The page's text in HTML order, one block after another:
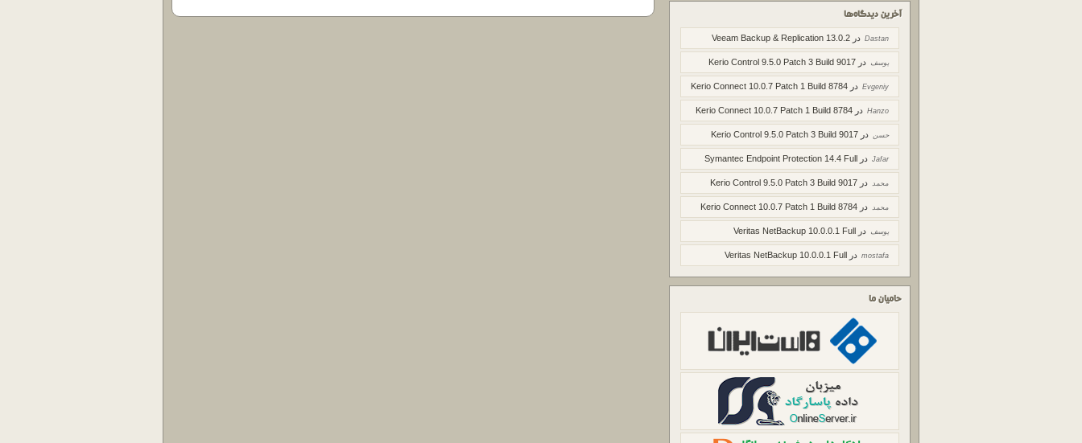
آخرین دیدگاه‌ها
Dastan در Veeam Backup & Replication 13.0.2
یوسف در Kerio Control 9.5.0 Patch 3 Build 9017
Evgeniy در Kerio Connect 10.0.7 Patch 1 Build 8784
Hanzo در Kerio Connect 10.0.7 Patch 1 Build 8784
حسن در Kerio Control 9.5.0 Patch 3 Build 9017
Jafar در Symantec Endpoint Protection 14.4 Full
محمد در Kerio Control 9.5.0 Patch 3 Build 9017
محمد در Kerio Connect 10.0.7 Patch 1 Build 8784
یوسف در Veritas NetBackup 10.0.0.1 Full
mostafa در Veritas NetBackup 10.0.0.1 Full
حامیان ما